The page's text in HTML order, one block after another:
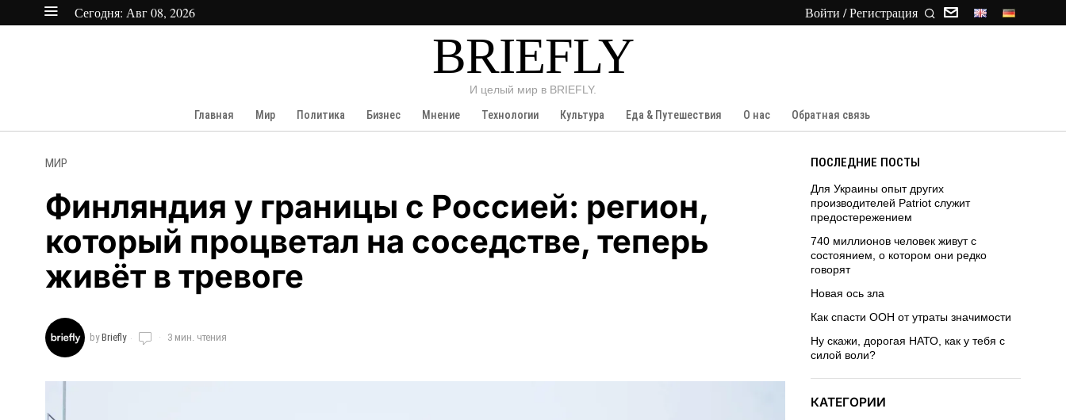
Сегодня: Авг 08, 2026 Войти / Регистрация
BRIEFLY
И целый мир в BRIEFLY.
Главная
Мир Политика Бизнес Мнение Технологии Культура Еда & Путешествия О нас Обратная связь
МИР
Финляндия у границы с Россией: регион,
который процветал на соседстве, теперь
живёт в тревоге
byBriefly 3 мин. чтения
ПОСЛЕДНИЕ ПОСТЫ
Для Украины опыт других
производителей Patriot служит
предостережением
740 миллионов человек живут с
состоянием, о котором они редко
говорят
Новая ось зла
Как спасти ООН от утраты значимости
Ну скажи, дорогая НАТО, как у тебя с
силой воли?
КАТЕГОРИИ